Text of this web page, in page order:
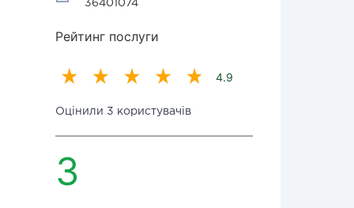
36401074
Рейтинг послуги
4.9
Оцінили 3 користувачів
3